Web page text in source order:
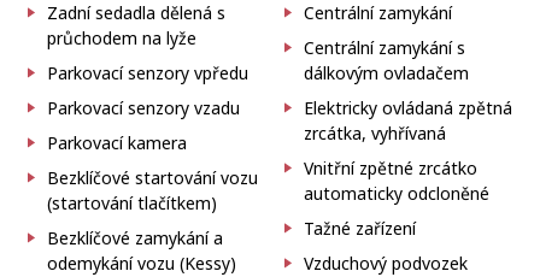
Zadní sedadla dělená s
průchodem na lyže
Parkovací senzory vpředu
Parkovací senzory vzadu
Parkovací kamera
Bezklíčové startování vozu
(startování tlačítkem)
Bezklíčové zamykání a
odemykání vozu (Kessy)
Centrální zamykání
Centrální zamykání s
dálkovým ovladačem
Elektricky ovládaná zpětná
zrcátka, vyhřívaná
Vnitřní zpětné zrcátko
automaticky odcloněné
Tažné zařízení
Vzduchový podvozek